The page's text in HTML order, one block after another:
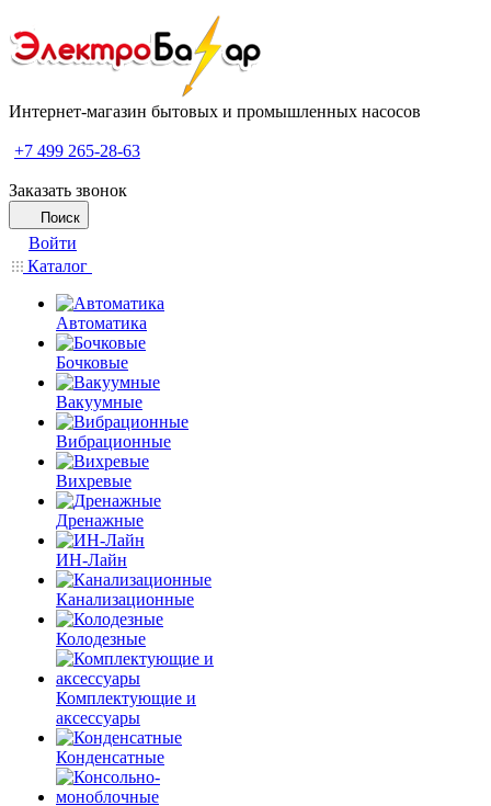
Интернет-магазин бытовых и промышленных насосов
+7 499 265-28-63
Заказать звонок
Поиск
Войти
Каталог
Автоматика
Бочковые
Вакуумные
Вибрационные
Вихревые
Дренажные
ИН-Лайн
Канализационные
Колодезные
Комплектующие и
аксессуары
Конденсатные